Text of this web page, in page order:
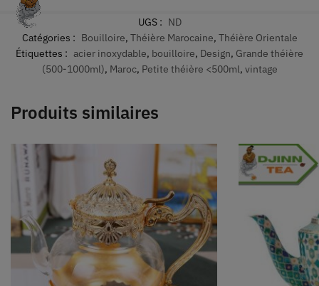
UGS : ND
Catégories : Bouilloire, Théière Marocaine, Théière Orientale
Étiquettes : acier inoxydable, bouilloire, Design, Grande théière
(500-1000ml), Maroc, Petite théière <500ml, vintage
Produits similaires